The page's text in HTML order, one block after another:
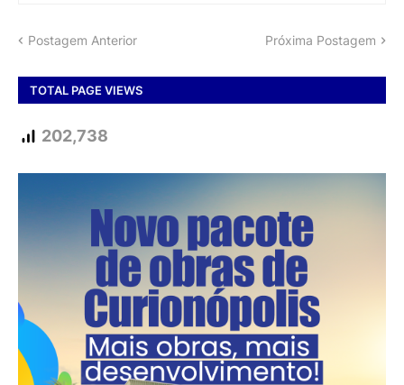
Postagem Anterior Próxima Postagem
TOTAL PAGE VIEWS
202,738